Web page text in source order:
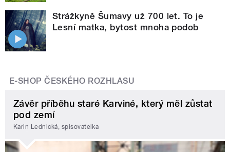
Strážkyně Šumavy už 700 let. To je
Lesní matka, bytost mnoha podob
E-SHOP ČESKÉHO ROZHLASU
Závěr příběhu staré Karviné, který měl zůstat
pod zemí
Karin Lednická, spisovatelka